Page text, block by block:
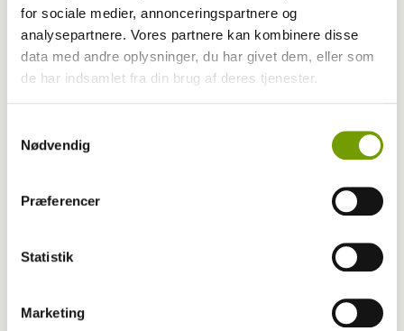
for sociale medier, annonceringspartnere og
analysepartnere. Vores partnere kan kombinere disse
data med andre oplysninger, du har givet dem, eller som
de har indsamlet fra din brug af deres tjenester.
Nødvendig
Præferencer
Statistik
Marketing